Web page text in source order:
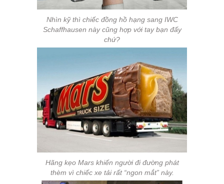
Nhìn kỹ thì chiếc đồng hồ hạng sang IWC
Schaffhausen này cũng hợp với tay bạn đấy
chứ?
Hãng kẹo Mars khiến người đi đường phát
thèm vì chiếc xe tải rất “ngon mắt” này.